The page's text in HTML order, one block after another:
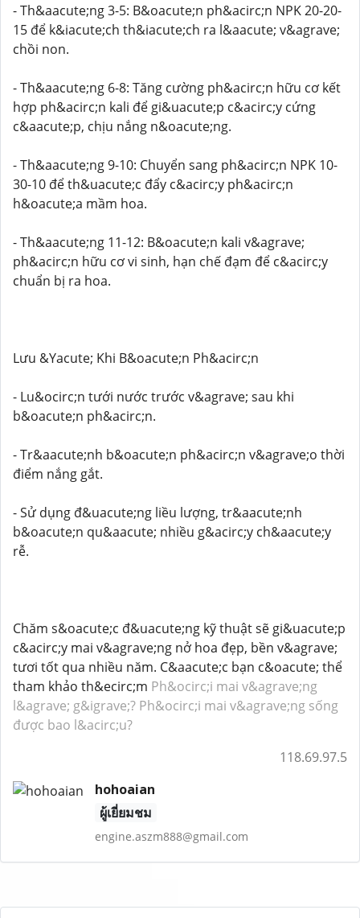
- Th&aacute;ng 3-5: B&oacute;n ph&acirc;n NPK 20-20-
15 để k&iacute;ch th&iacute;ch ra l&aacute; v&agrave;
chồi non.
- Th&aacute;ng 6-8: Tăng cường ph&acirc;n hữu cơ kết
hợp ph&acirc;n kali để gi&uacute;p c&acirc;y cứng
c&aacute;p, chịu nắng n&oacute;ng.
- Th&aacute;ng 9-10: Chuyển sang ph&acirc;n NPK 10-
30-10 để th&uacute;c đẩy c&acirc;y ph&acirc;n
h&oacute;a mầm hoa.
- Th&aacute;ng 11-12: B&oacute;n kali v&agrave;
ph&acirc;n hữu cơ vi sinh, hạn chế đạm để c&acirc;y
chuẩn bị ra hoa.
Lưu &Yacute; Khi B&oacute;n Ph&acirc;n
- Lu&ocirc;n tưới nước trước v&agrave; sau khi
b&oacute;n ph&acirc;n.
- Tr&aacute;nh b&oacute;n ph&acirc;n v&agrave;o thời
điểm nắng gắt.
- Sử dụng đ&uacute;ng liều lượng, tr&aacute;nh
b&oacute;n qu&aacute; nhiều g&acirc;y ch&aacute;y
rễ.
Chăm s&oacute;c đ&uacute;ng kỹ thuật sẽ gi&uacute;p
c&acirc;y mai v&agrave;ng nở hoa đẹp, bền v&agrave;
tươi tốt qua nhiều năm. C&aacute;c bạn c&oacute; thể
tham khảo th&ecirc;m Ph&ocirc;i mai v&agrave;ng
l&agrave; g&igrave;? Ph&ocirc;i mai v&agrave;ng sống
được bao l&acirc;u?
118.69.97.5
hohoaian
ผู้เยี่ยมชม
engine.aszm888@gmail.com